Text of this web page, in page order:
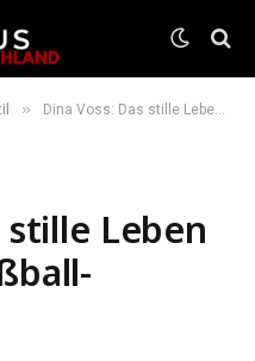
» Dina Voss: Das stille Leben hinter dem Fußball-Rampenlicht
stille Leben